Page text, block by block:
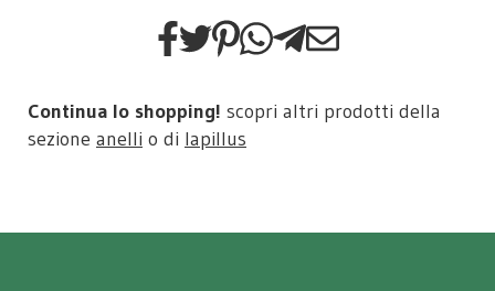
Continua lo shopping! scopri altri prodotti della
sezione anelli o di lapillus